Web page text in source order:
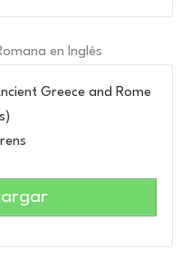
en Inglés
Greece and Rome